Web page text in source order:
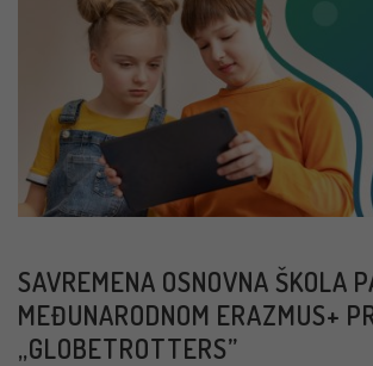
SAVREMENA OSNOVNA ŠKOLA
MEĐUNARODNOM ERAZMUS+
„GLOBETROTTERS”